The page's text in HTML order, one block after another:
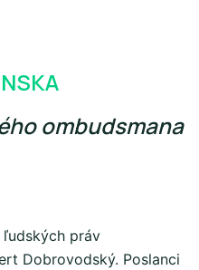
ombudsmana
ľudských práv
Dobrovodský. Poslanci